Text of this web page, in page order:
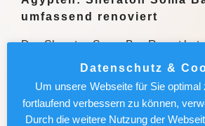
umfassend renoviert
Das Sheraton Soma Bay Resort hat
Modernisierung abgeschlossen. Alle
Hauses in Ägypten wurden neu
Sheraton Soma Bay Resort hat…
Datenschutz &
Um unsere Webseite für Sie optimal
fortlaufend verbessern zu können,
Durch die weitere Nutzung der